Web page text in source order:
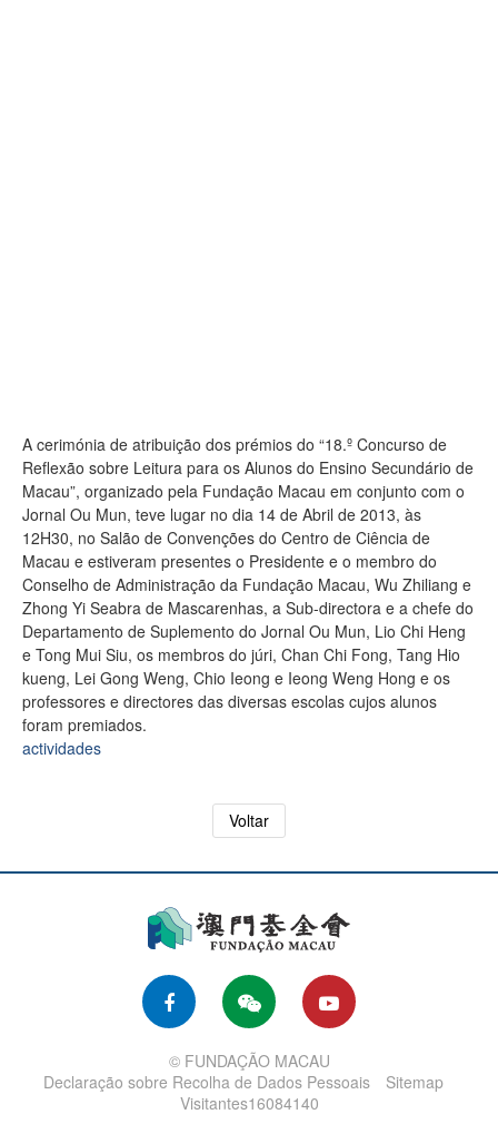
A cerimónia de atribuição dos prémios do “18.º Concurso de
Reflexão sobre Leitura para os Alunos do Ensino Secundário de
Macau”, organizado pela Fundação Macau em conjunto com o
Jornal Ou Mun, teve lugar no dia 14 de Abril de 2013, às
12H30, no Salão de Convenções do Centro de Ciência de
Macau e estiveram presentes o Presidente e o membro do
Conselho de Administração da Fundação Macau, Wu Zhiliang e
Zhong Yi Seabra de Mascarenhas, a Sub-directora e a chefe do
Departamento de Suplemento do Jornal Ou Mun, Lio Chi Heng
e Tong Mui Siu, os membros do júri, Chan Chi Fong, Tang Hio
kueng, Lei Gong Weng, Chio Ieong e Ieong Weng Hong e os
professores e directores das diversas escolas cujos alunos
foram premiados.
actividades
Voltar
© FUNDAÇÃO MACAU
Declaração sobre Recolha de Dados Pessoais
Sitemap
Visitantes16084140